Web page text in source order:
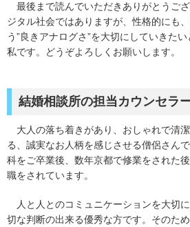
最後まで読んでいただきありがとうご
ジタル社会ではありますが、性格的にも
う”良きアナログさ”を大切にしていきた
私です。どうぞよろしくお願いします。
結婚相談所の担当カウンセラ
大人の落ち着きがあり、おしゃれで清
る、誠実なお人柄を感じさせる僧侶さん
科をご卒業後、数年京都で修業をされた
職をされています。
人と人とのコミュニケーションを大切
切な判断の出来る優秀な方です。そのた